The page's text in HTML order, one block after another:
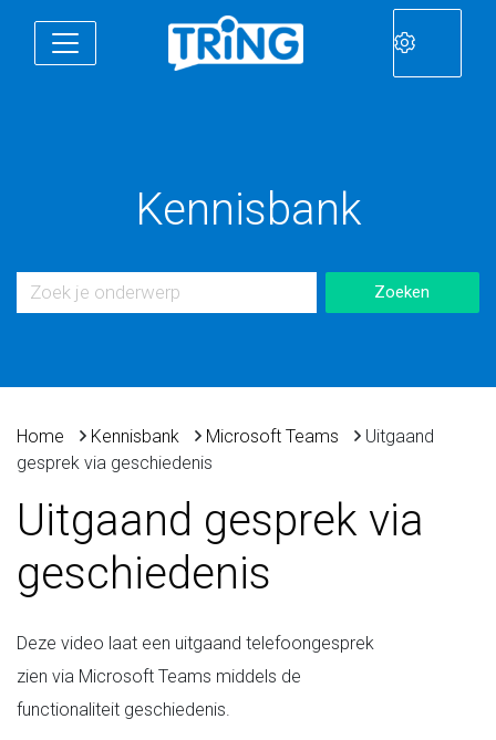
Kennisbank
Home Kennisbank Microsoft Teams
Uitgaand
gesprek via geschiedenis
Uitgaand gesprek via
geschiedenis
Deze video laat een uitgaand telefoongesprek
zien via Microsoft Teams middels de
functionaliteit geschiedenis.